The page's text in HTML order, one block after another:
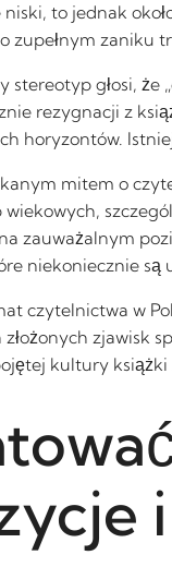
to jednak
zupełnym
stereotyp głosi,
rezygnacji z
horyzontów.
mitem o
wiekowych,
zauważalnym
niekoniecznie
czytelnictwa w
zjawisk
kultury